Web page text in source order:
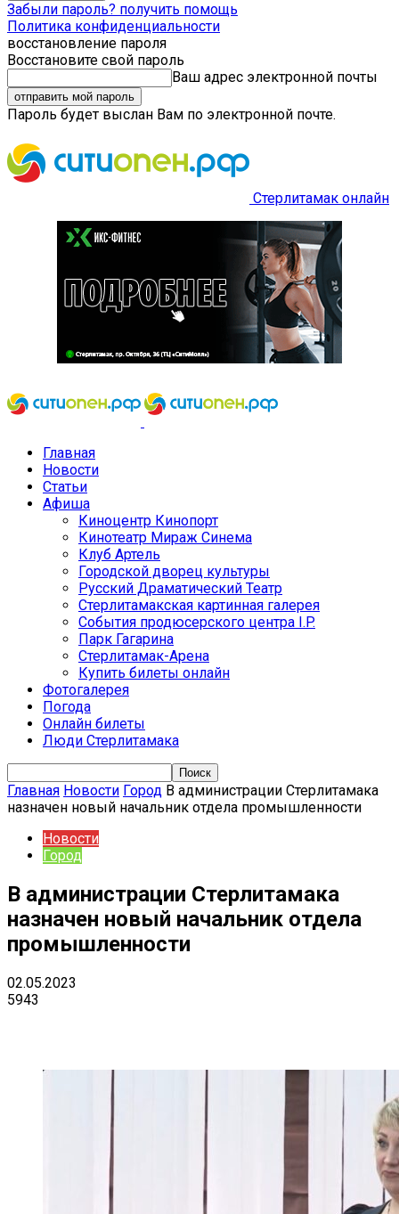
Забыли пароль? получить помощь
Политика конфиденциальности
восстановление пароля
Восстановите свой пароль
Ваш адрес электронной почты
Пароль будет выслан Вам по электронной почте.
Стерлитамак онлайн
Главная
Новости
Статьи
Афиша
Киноцентр Кинопорт
Кинотеатр Мираж Синема
Клуб Артель
Городской дворец культуры
Русский Драматический Театр
Стерлитамакская картинная галерея
События продюсерского центра I.P.
Парк Гагарина
Стерлитамак-Арена
Купить билеты онлайн
Фотогалерея
Погода
Онлайн билеты
Люди Стерлитамака
Главная Новости Город В администрации Стерлитамака
назначен новый начальник отдела промышленности
Новости
Город
В администрации Стерлитамака
назначен новый начальник отдела
промышленности
02.05.2023
5943